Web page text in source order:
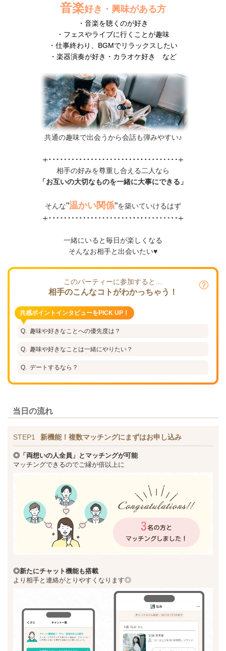
音楽好き・興味がある方
・音楽を聴くのが好き
・フェスやライブに行くことが趣味
・仕事終わり、BGMでリラックスしたい
・楽器演奏が好き・カラオケ好き など
共通の趣味で出会うから会話も弾みやすい♪
相手の好みを尊重し合える二人なら
「お互いの大切なものを一緒に大事にできる」
そんな"温かい関係"を築いていけるはず
一緒にいると毎日が楽しくなる
そんなお相手と出会いたい♥
このパーティーに参加すると…
相手のこんなコトがわかっちゃう！
共感ポイントインタビューをPICK UP！
趣味や好きなことへの優先度は？
趣味や好きなことは一緒にやりたい？
デートするなら？
当日の流れ
STEP1 新機能！複数マッチングにまずはお申し込み
◎「両想いの人全員」とマッチングが可能
マッチングできるのでご縁が倍以上に
◎新たにチャット機能も搭載
より相手と連絡がとりやすくなります◎